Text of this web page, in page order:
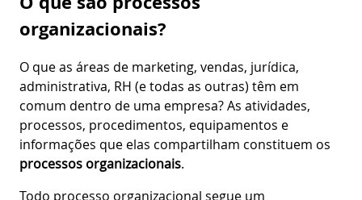
organizacionais?
O que as áreas de marketing, vendas, jurídica,
administrativa, RH (e todas as outras) têm em
comum dentro de uma empresa? As atividades,
processos, procedimentos, equipamentos e
informações que elas compartilham constituem os
processos organizacionais.
Todo processo organizacional segue um